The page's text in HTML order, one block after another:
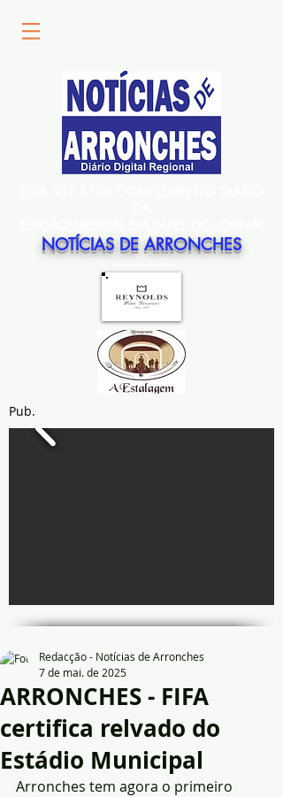
NOTÍCIAS DE ARRONCHES
Pub.
ARRONCHES - FIFA
certifica relvado do
Estádio Municipal
Redacção - Notícias de Arronches
7 de mai. de 2025
Arronches tem agora o primeiro